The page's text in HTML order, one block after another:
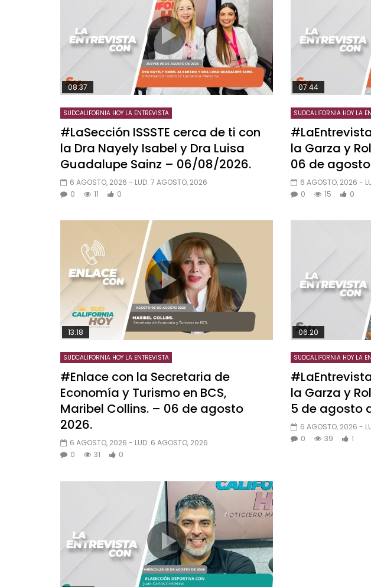
08:37
SUDCALIFORNIA HOY LA ENTREVISTA
#LaSección ISSSTE cerca de ti con
la Dra Nayely Isabel y Dra Luisa
Guadalupe Sainz – 06/08/2026.
6 AGOSTO, 2026 - LUD: 7 AGOSTO, 2026
0
11 0
07:44
SUDCALIFORNIA HOY LA
la Garza y
06 de
6 AGOSTO, 2026 -
0
15 0
13:18
SUDCALIFORNIA HOY LA ENTREVISTA
#Enlace con la Secretaria de
Economía y Turismo en BCS,
Maribel Collins. – 06 de agosto
2026.
6 AGOSTO, 2026 - LUD: 6 AGOSTO, 2026
0
31 0
06:20
SUDCALIFORNIA HOY LA
la Garza y
5 de agosto
6 AGOSTO, 2026 -
0
39 1